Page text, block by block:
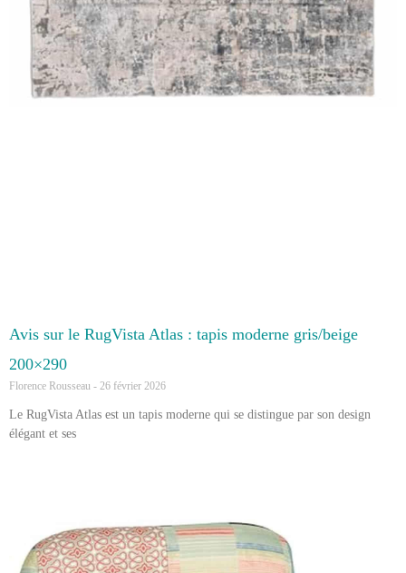
Avis sur le RugVista Atlas : tapis moderne gris/beige
200×290
Florence Rousseau 26 février 2026
Le RugVista Atlas est un tapis moderne qui se distingue par son design
élégant et ses